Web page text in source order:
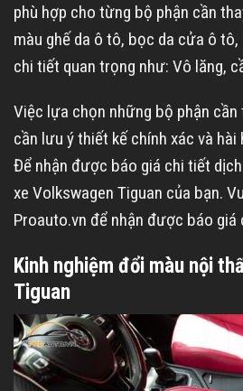
phù hợp cho từng bộ phận cần
màu ghế da ô tô, bọc da cửa ô
chi tiết quan trọng như: Vô lăng,
Việc lựa chọn những bộ phận
cần lưu ý thiết kế chính xác và
Để nhận được báo giá chi tiết
xe Volkswagen Tiguan của bạn.
Proauto.vn để nhận được báo giá
Kinh nghiệm đổi màu nội
Tiguan